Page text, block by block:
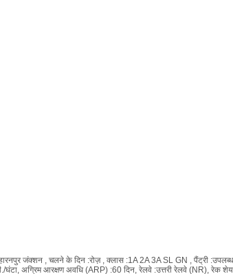
जंक्शन , चलने के दिन :रोज़ , क्लास :1A 2A 3A SL GN , पैंट्री :उपलब्ध
अग्रिम आरक्षण अवधि (ARP) :60 दिन, रेलवे :उत्तरी रेलवे (NR), रेक